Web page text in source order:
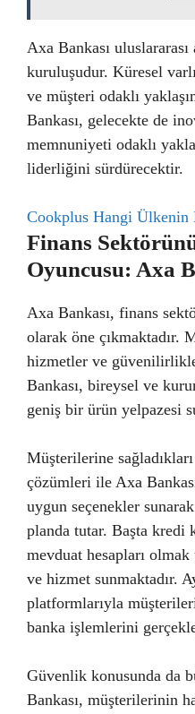
Axa Bankası
kuruluşudur. Küresel
ve müşteri odaklı
Bankası, gelecekte de
memnuniyeti odaklı
liderliğini sürdürecektir.
Cookplus Hangi Ülkenin
Finans
Oyuncusu: Axa
Axa Bankası, finans
olarak öne çıkmaktadır.
hizmetler ve
Bankası, bireysel ve
geniş bir ürün yelpazesi
Müşterilerine
çözümleri ile Axa
uygun seçenekler
planda tutar. Başta kredi
mevduat hesapları
ve hizmet sunmaktadır.
platformlarıyla
banka işlemlerini
Güvenlik konusunda da
Bankası, müşterilerinin